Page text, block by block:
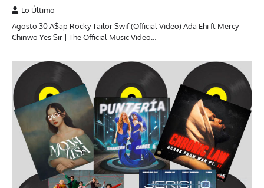
Lo Último
Agosto 30 A$ap Rocky Tailor Swif (Official Video) Ada Ehi ft Mercy
Chinwo Yes Sir | The Official Music Video…